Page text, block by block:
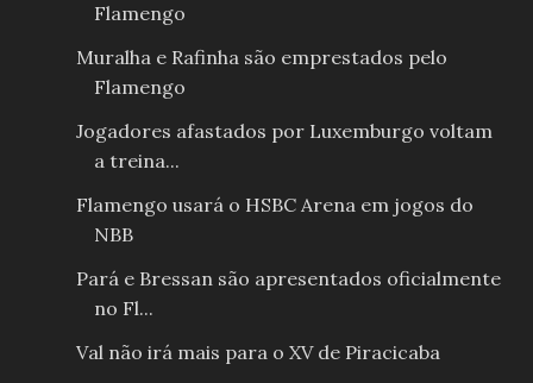
Flamengo
Muralha e Rafinha são emprestados pelo
Flamengo
Jogadores afastados por Luxemburgo voltam
a treina...
Flamengo usará o HSBC Arena em jogos do
NBB
Pará e Bressan são apresentados oficialmente
no Fl...
Val não irá mais para o XV de Piracicaba